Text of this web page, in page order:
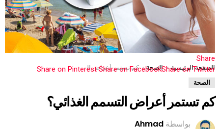
Share
Share on Pinterest Share on FacebookShare on Twitter
You are here:
الصفحة الرئيسية الصحة
كم تستمر أعراض التسمم الغذائي؟
الصحة
كم تستمر أعراض التسمم الغذائي؟
بواسطة Ahmad